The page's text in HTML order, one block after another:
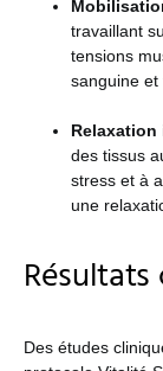
travaillant
tensions
sanguine et
des tissus
stress et à
une
Des études